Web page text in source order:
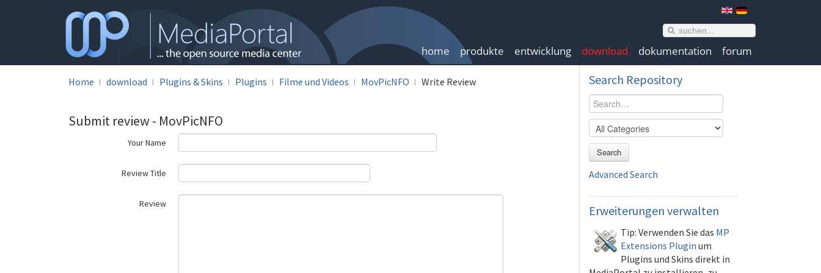
home produkte entwicklung download dokumentation forum
Home download Plugins & Skins Plugins Filme und Videos MovPicNFO Write Review
Submit review - MovPicNFO
Your Name
Review Title
Review
Search Repository
Search
Advanced Search
Erweiterungen verwalten
Tip: Verwenden Sie das MP
Extensions Plugin um
Plugins und Skins direkt in